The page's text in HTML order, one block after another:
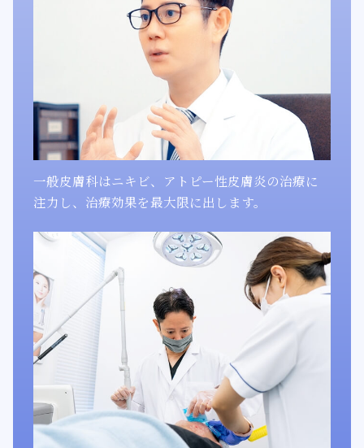
一般皮膚科はニキビ、アトピー性皮膚炎の治療に
注力し、治療効果を最大限に出します。